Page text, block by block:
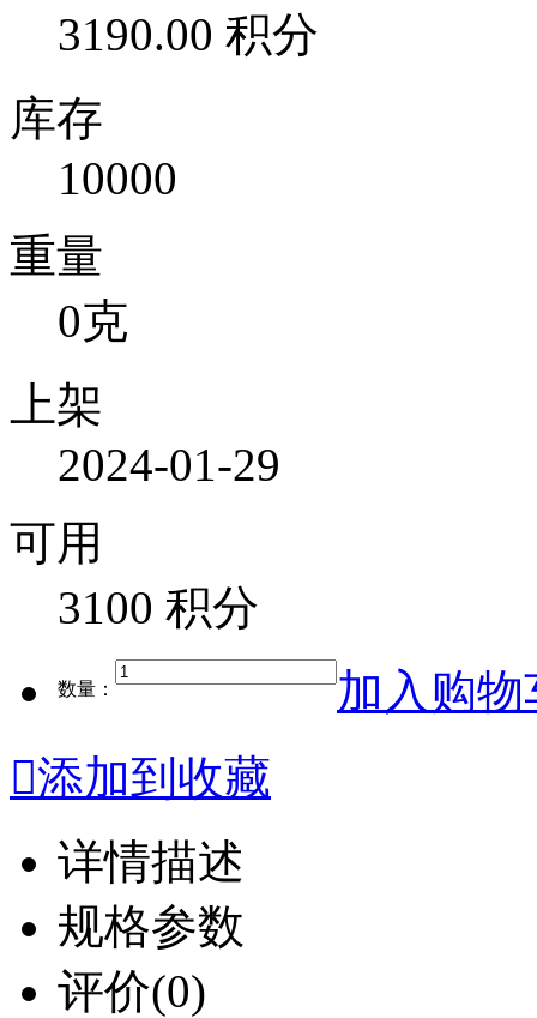
3190.00 积分
库存
10000
重量
0克
上架
2024-01-29
可用
3100 积分
数量：
加入购物
添加到收藏
详情描述
规格参数
评价(0)